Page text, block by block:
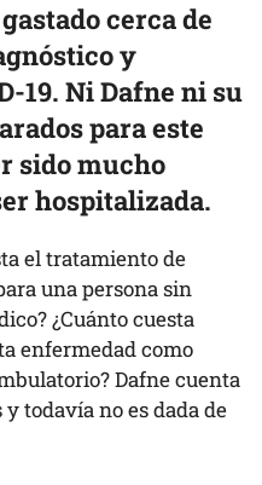
cerca de
y
19. Ni Dafne ni su
para este
sido mucho
hospitalizada.
el tratamiento de
una persona sin
¿Cuánto cuesta
enfermedad como
Dafne cuenta
todavía no es dada de